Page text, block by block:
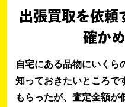
出張買取を依頼
確か
自宅にある品物にいくら
知っておきたいところで
もらったが、査定金額が